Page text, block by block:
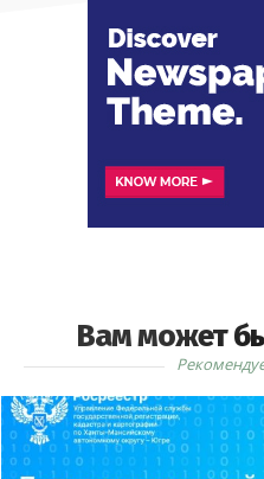
Вам может